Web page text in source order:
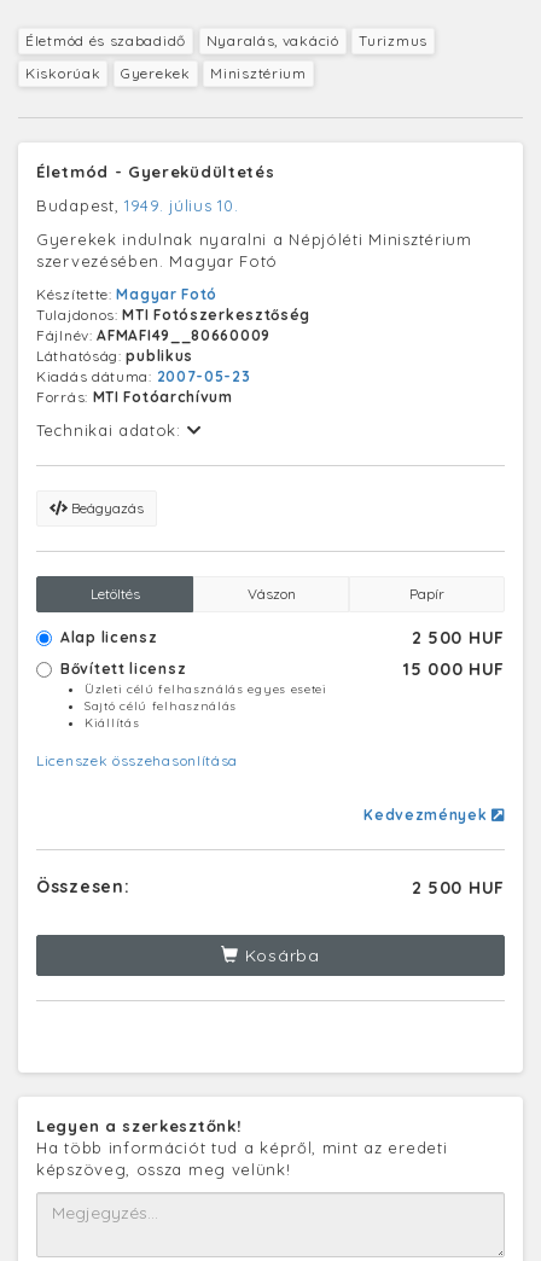
Életmód és szabadidő Nyaralás, vakáció
Turizmus
Kiskorúak
Gyerekek Minisztérium
Életmód - Gyereküdültetés
Budapest, 1949. július 10.
Gyerekek indulnak nyaralni a Népjóléti Minisztérium
szervezésében. Magyar Fotó
Készítette:Magyar Fotó
Tulajdonos:MTI Fotószerkesztőség
Fájlnév:AFMAFI49__80660009
Láthatóság:publikus
Kiadás dátuma: 2007-05-23
Forrás: MTI Fotóarchívum
Technikai adatok:
Beágyazás
Letöltés Vászon Papír
Alap licensz 2 500 HUF
Bővített licensz 15 000 HUF
Üzleti célú felhasználás egyes esetei
Sajtó célú felhasználás
Kiállítás
Licenszek összehasonlítása
Kedvezmények
Összesen: 2 500 HUF
Kosárba
Legyen a szerkesztőnk!
Ha több információt tud a képről, mint az eredeti
képszöveg, ossza meg velünk!